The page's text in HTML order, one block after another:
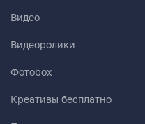
Видео
Видеоролики
Фотоbox
Креативы бесплатно